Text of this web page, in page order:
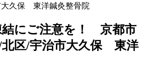
大久保 東洋鍼灸整骨院
結にご注意を！ 京都市
北区/宇治市大久保 東洋